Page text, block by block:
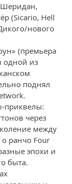
(Sicario, Hell
нового
(премьера
одной из
поднял
через
между
ранчо Four
эпохи и
быта.